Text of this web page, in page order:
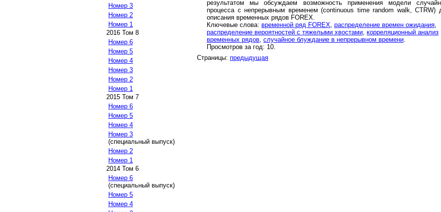
Номер 3
Номер 2
Номер 1
2016 Том 8
Номер 6
Номер 5
Номер 4
Номер 3
Номер 2
Номер 1
2015 Том 7
Номер 6
Номер 5
Номер 4
Номер 3
(специальный выпуск)
Номер 2
Номер 1
2014 Том 6
Номер 6
(специальный выпуск)
Номер 5
Номер 4
результатом мы обсуждаем возможность применения модели
процесса с непрерывным временем (continuous time random walk, CTRW)
описания временных рядов FOREX.
Ключевые слова: временной ряд FOREX, распределение времен ожидания,
распределение вероятностей с тяжелыми хвостами, корреляционный анализ
временных рядов, случайное блуждание в непрерывном времени.
Просмотров за год: 10.
Страницы: предыдущая